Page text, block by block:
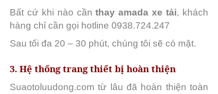
Bất cứ khi nào cầnthay amada xe tải, khách
hàng chỉ cần gọi hotline 0938.724.247
Sau tối đa 20 – 30 phút, chúng tôi sẽ có mặt.
3. Hệ thống trang thiết bị hoàn thiện
Suaotoluudong.com từ lâu đã hoàn thiện toàn